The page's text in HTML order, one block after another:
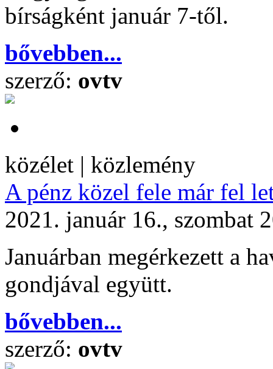
bírságként január 7-től.
bővebben...
szerző: ovtv
közélet | közlemény
A pénz közel fele már fel
2021. január 16., szombat
Januárban megérkezett a
gondjával együtt.
bővebben...
szerző: ovtv